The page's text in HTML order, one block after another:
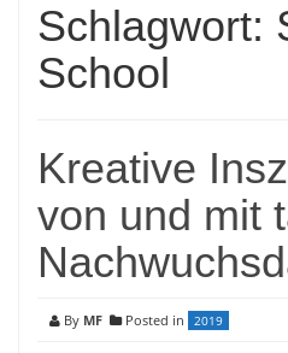
Schlagwort:
School
Kreative
von und mit
By MF Posted in 2019